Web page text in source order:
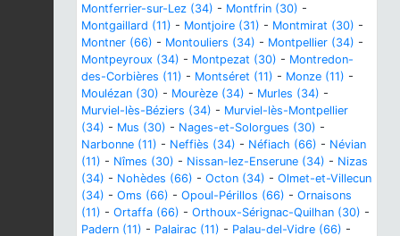
Montferrier-sur-Lez (34) - Montfrin (30) -
Montgaillard (11) - Montjoire (31) - Montmirat (30) -
Montner (66) - Montouliers (34) - Montpellier (34) -
Montpeyroux (34) - Montpezat (30) - Montredon-
des-Corbières (11) - Montséret (11) - Monze (11) -
Moulézan (30) - Mourèze (34) - Murles (34) -
Murviel-lès-Béziers (34) - Murviel-lès-Montpellier
(34) - Mus (30) - Nages-et-Solorgues (30) -
Narbonne (11) - Neffiès (34) - Néfiach (66) - Névian
(11) - Nîmes (30) - Nissan-lez-Enserune (34) - Nizas
(34) - Nohèdes (66) - Octon (34) - Olmet-et-Villecun
(34) - Oms (66) - Opoul-Périllos (66) - Ornaisons
(11) - Ortaffa (66) - Orthoux-Sérignac-Quilhan (30) -
Padern (11) - Palairac (11) - Palau-del-Vidre (66) -